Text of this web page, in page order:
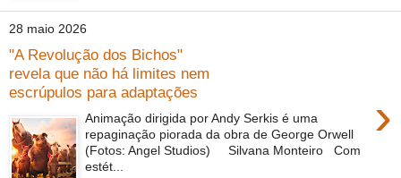
28 maio 2026
"A Revolução dos Bichos"
revela que não há limites nem
escrúpulos para adaptações
›
Animação dirigida por Andy Serkis é uma
repaginação piorada da obra de George Orwell
(Fotos: Angel Studios) Silvana Monteiro Com
estét...